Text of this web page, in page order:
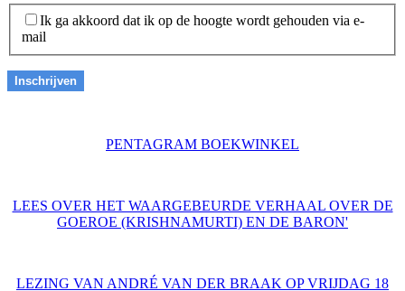
Ik ga akkoord dat ik op de hoogte wordt gehouden via e-
mail
PENTAGRAM BOEKWINKEL
LEES OVER HET WAARGEBEURDE VERHAAL OVER DE
GOEROE (KRISHNAMURTI) EN DE BARON'
LEZING VAN ANDRÉ VAN DER BRAAK OP VRIJDAG 18